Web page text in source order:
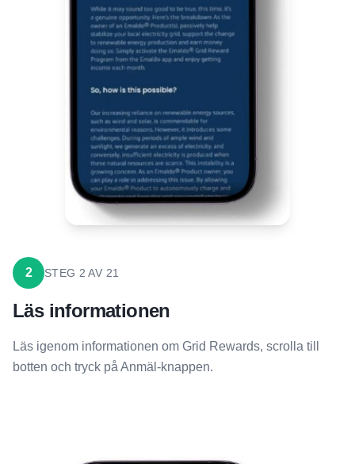
2 STEG 2 AV 21
Läs informationen
Läs igenom informationen om Grid Rewards, scrolla till
botten och tryck på Anmäl-knappen.